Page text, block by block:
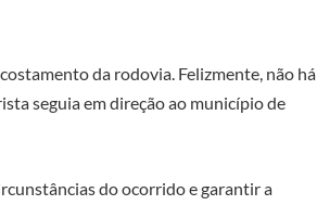
da rodovia. Felizmente, não há
seguia em direção ao município de
do ocorrido e garantir a